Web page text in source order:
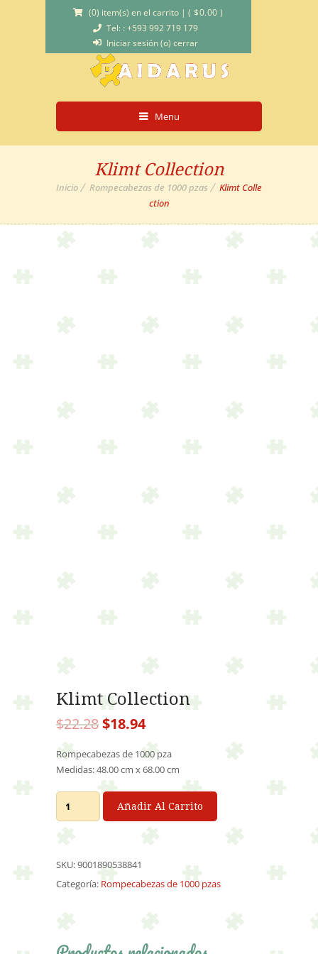
(0) item(s) en el carrito |($0.00 )
Tel: : +593 992 719 179
Iniciar sesión (o) cerrar
Menu
Klimt Collection
Inicio Rompecabezas de 1000 pzas
Klimt Colle
ction
Klimt Collection
$22.28El
original
era:
$22.28.
$18.94El
precio
actual
es:
$18.94.
Rompecabezas de 1000 pza
Medidas: 48.00 cm x 68.00 cm
Klimt
Collection
cantidad
Añadir Al Carrito
SKU:9001890538841
Categoría: Rompecabezas de 1000 pzas